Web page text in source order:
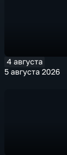
4 августа
5 августа 2026